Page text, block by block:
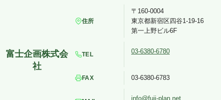
住所
〒160-0004
東京都新宿区四谷1-19-16
第一上野ビル6F
TEL 03-6380-6780
FAX 03-6380-6783
info@fuji-plan.net